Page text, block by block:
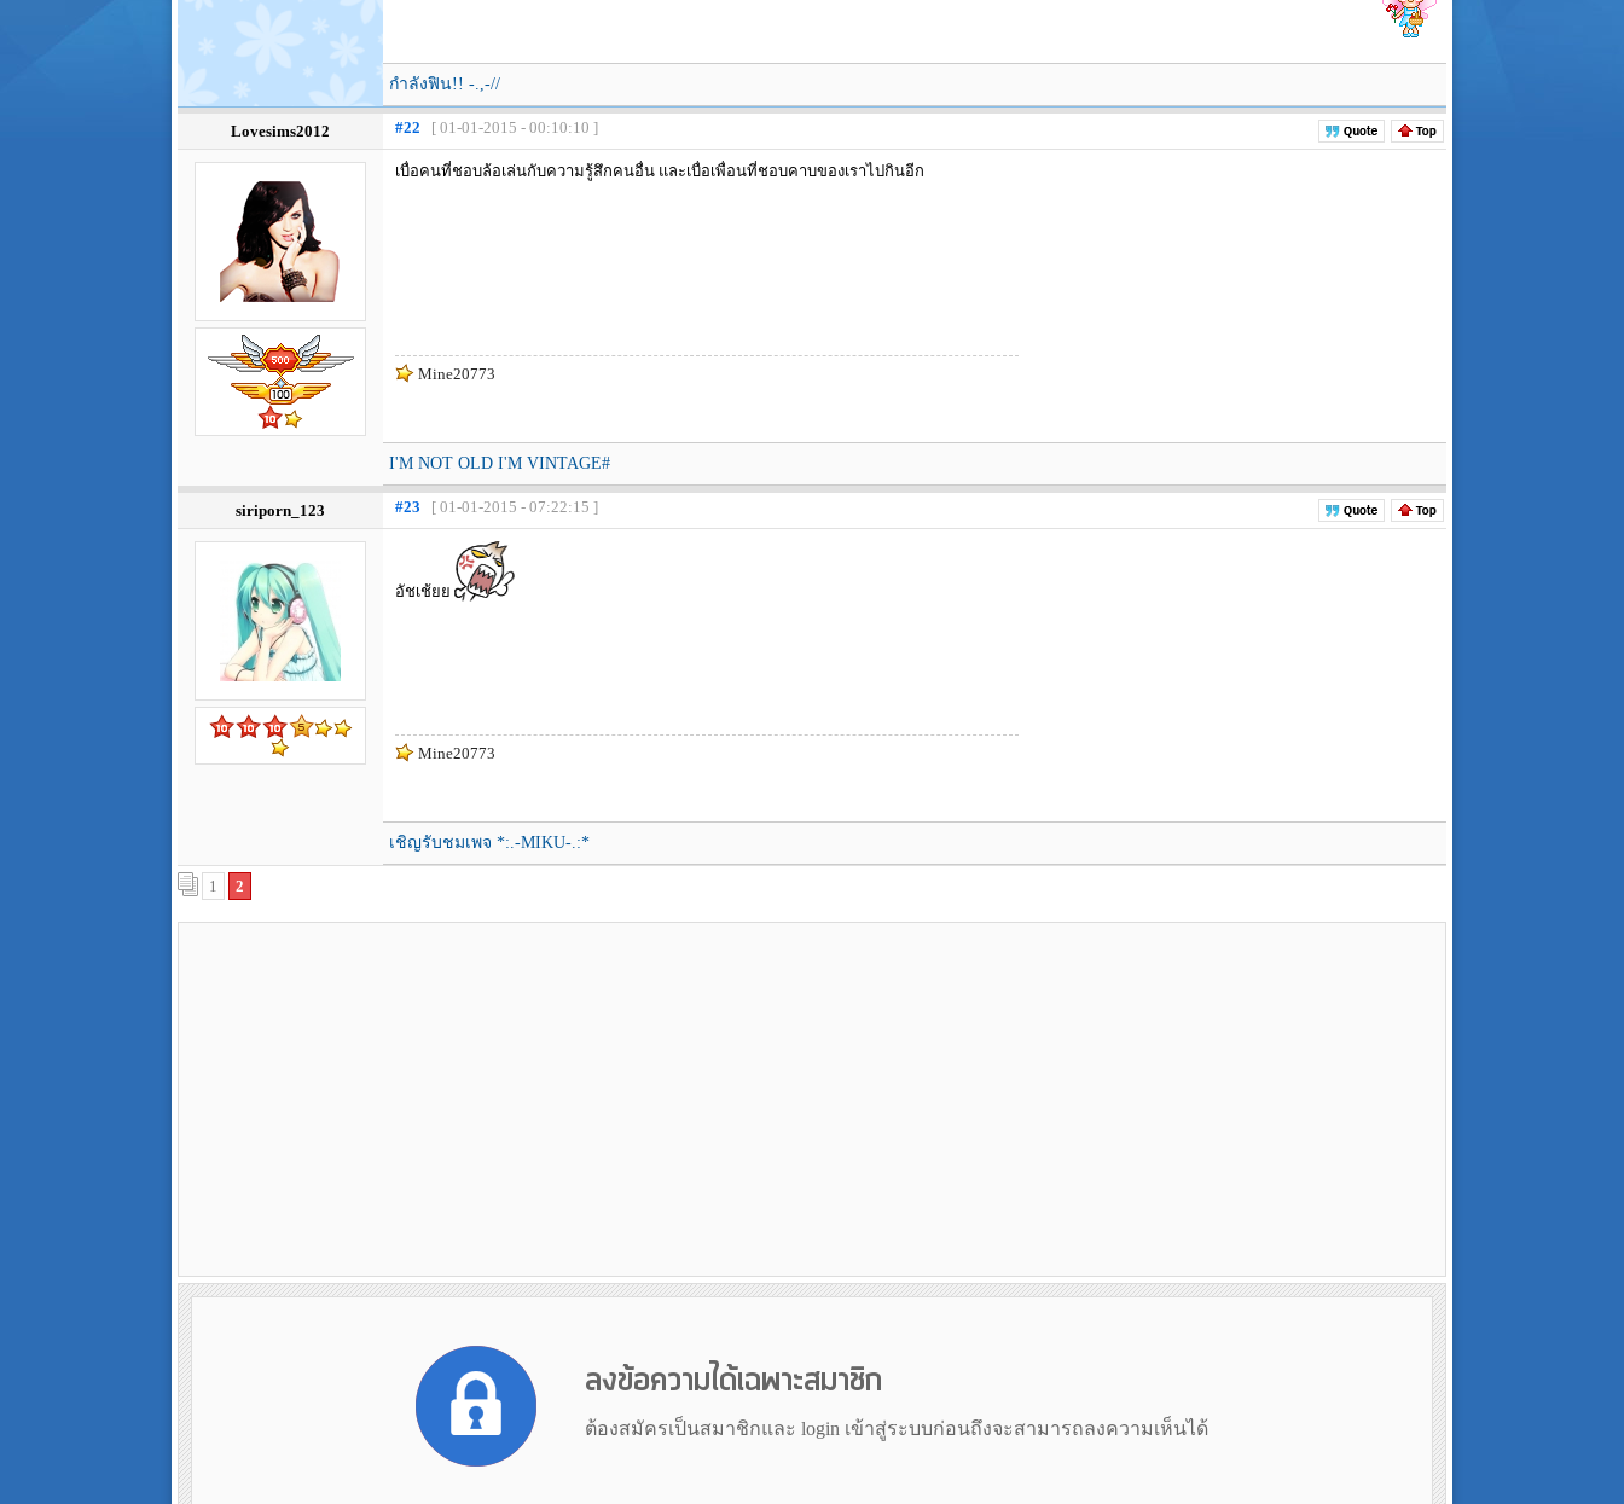
กำลังฟิน!! -.,-//
Lovesims2012 #22 [ 01-01-2015 - 00:10:10 ]
เบื่อคนที่ชอบล้อเล่นกับความรู้สึกคนอื่น และเบื่อเพื่อนที่ชอบคาบของเราไปกินอีก
Mine20773
I'M NOT OLD I'M VINTAGE#
siriporn_123 #23 [ 01-01-2015 - 07:22:15 ]
อัชเช้ยย
Mine20773
เชิญรับชมเพจ *:.-MIKU-.:*
1 2
ลงข้อความได้เฉพาะสมาชิก
ต้องสมัครเป็นสมาชิกและ login เข้าสู่ระบบก่อนถึงจะสามารถลงความเห็นได้